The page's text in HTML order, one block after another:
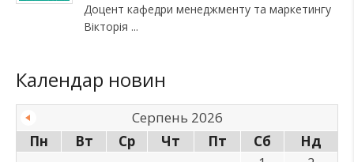
Доцент кафедри менеджменту та маркетингу
Вікторія
Календар новин
Серпень 2026
Пн
Вт Ср Чт Пт Сб
Нд